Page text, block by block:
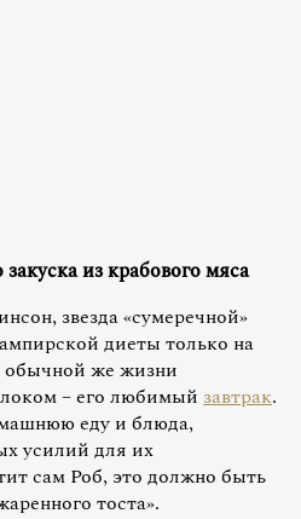
из крабового мяса
звезда «сумеречной»
диеты только на
же жизни
– его любимый завтрак.
еду и блюда,
усилий для их
сам Роб, это должно быть
тоста».